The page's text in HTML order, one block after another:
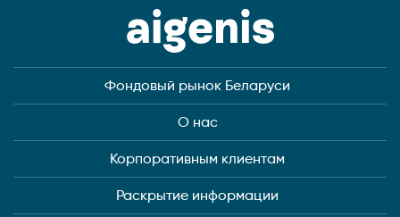
Фондовый рынок Беларуси
О нас
Корпоративным клиентам
Раскрытие информации